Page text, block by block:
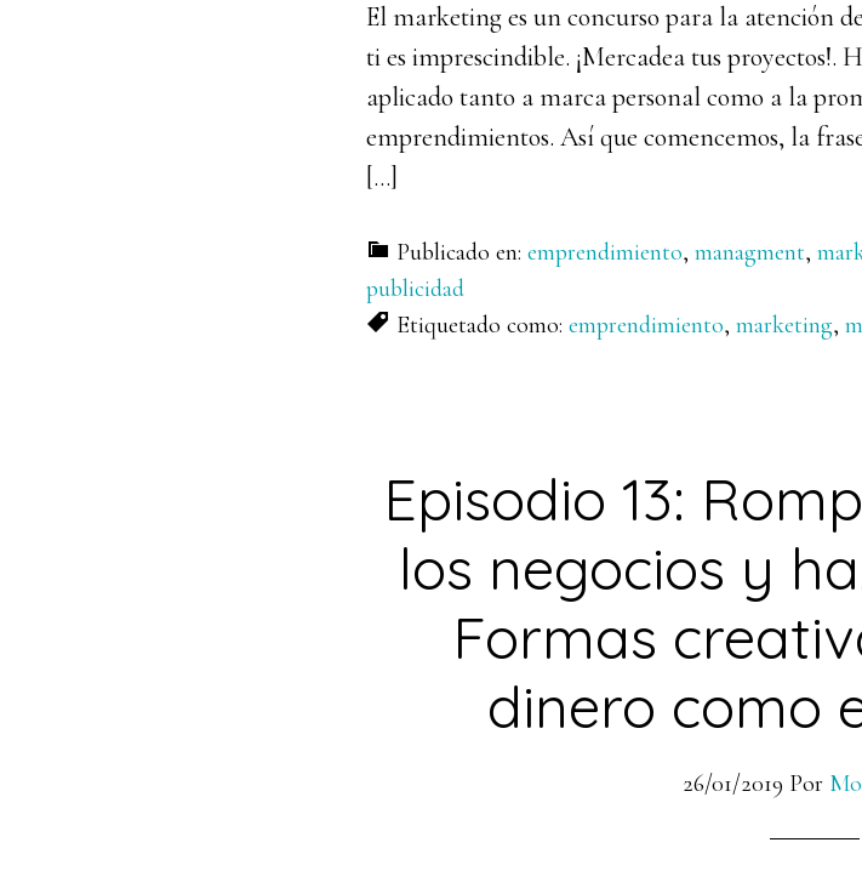
El marketing es un concurso para la atención
ti es imprescindible. ¡Mercadea tus proyectos!.
aplicado tanto a marca personal como a la
emprendimientos. Así que comencemos, la
[…]
Publicado en: emprendimiento, managment,
publicidad
Etiquetado como: emprendimiento, marketing,
Episodio 13:
los negocios y
Formas
dinero como
26/01/2019 Por